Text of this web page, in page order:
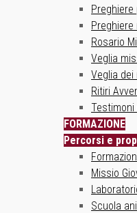
Rosario
Veglia
Veglia dei
Ritiri
FORMAZIONE
Percorsi e
Missio
Scuola